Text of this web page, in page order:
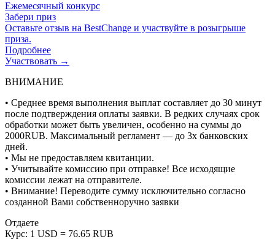
Ежемесячный конкурс
Забери приз
Оставьте отзыв на BestChange и участвуйте в розыгрыше
приза.
Подробнее
Участвовать →
ВНИМАНИЕ
• Среднее время выполнения выплат составляет до 30 минут
после подтверждения оплаты заявки. В редких случаях срок
обработки может быть увеличен, особенно на суммы до
2000RUB. Максимальный регламент — до 3х банковских
дней.
• Мы не предоставляем квитанции.
• Учитывайте комиссию при отправке! Все исходящие
комиссии лежат на отправителе.
• Внимание! Переводите сумму исключительно согласно
созданной Вами собственноручно заявки
Отдаете
Курс: 1 USD = 76.65 RUB